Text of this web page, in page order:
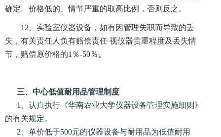
确定。价格低的、情节严重的取高比例，否则反之。
12、实验室仪器设备，如有因管理失职而导致的丢
失，有关责任人负有赔偿责任 视仪器贵重程度及丢失情
节，赔偿原价格的1％-50％。
三、中心低值耐用品管理制度
1、认真执行《华南农业大学仪器设备管理实施细则》
的有关规定。
2、单价低于500元的仪器设备与耐用品为低值耐用